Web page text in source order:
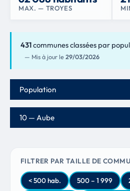
MAX. — TROYES
431communes classées par
— Mis à jour le 29/03/2026
Critère de classement
Département
FILTRER PAR TAILLE DE
< 500 hab. 500 – 1 999